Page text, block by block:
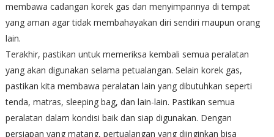
membawa cadangan korek gas dan menyimpannya di tempat
yang aman agar tidak membahayakan diri sendiri maupun orang
lain.
Terakhir, pastikan untuk memeriksa kembali semua peralatan
yang akan digunakan selama petualangan. Selain korek gas,
pastikan kita membawa peralatan lain yang dibutuhkan seperti
tenda, matras, sleeping bag, dan lain-lain. Pastikan semua
peralatan dalam kondisi baik dan siap digunakan. Dengan
persiapan yang matang, pertualangan yang diinginkan bisa